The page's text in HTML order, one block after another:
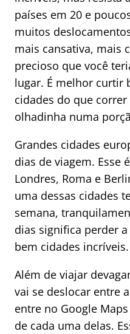
países em 20 e
muitos
mais cansativa, mais
precioso que você
lugar. É melhor curtir
cidades do que
olhadinha numa
Grandes cidades
dias de viagem. Esse
Londres, Roma e
uma dessas cidades
semana,
dias significa perder
bem cidades incríveis.
Além de viajar
vai se deslocar entre
entre no Google
de cada uma delas.